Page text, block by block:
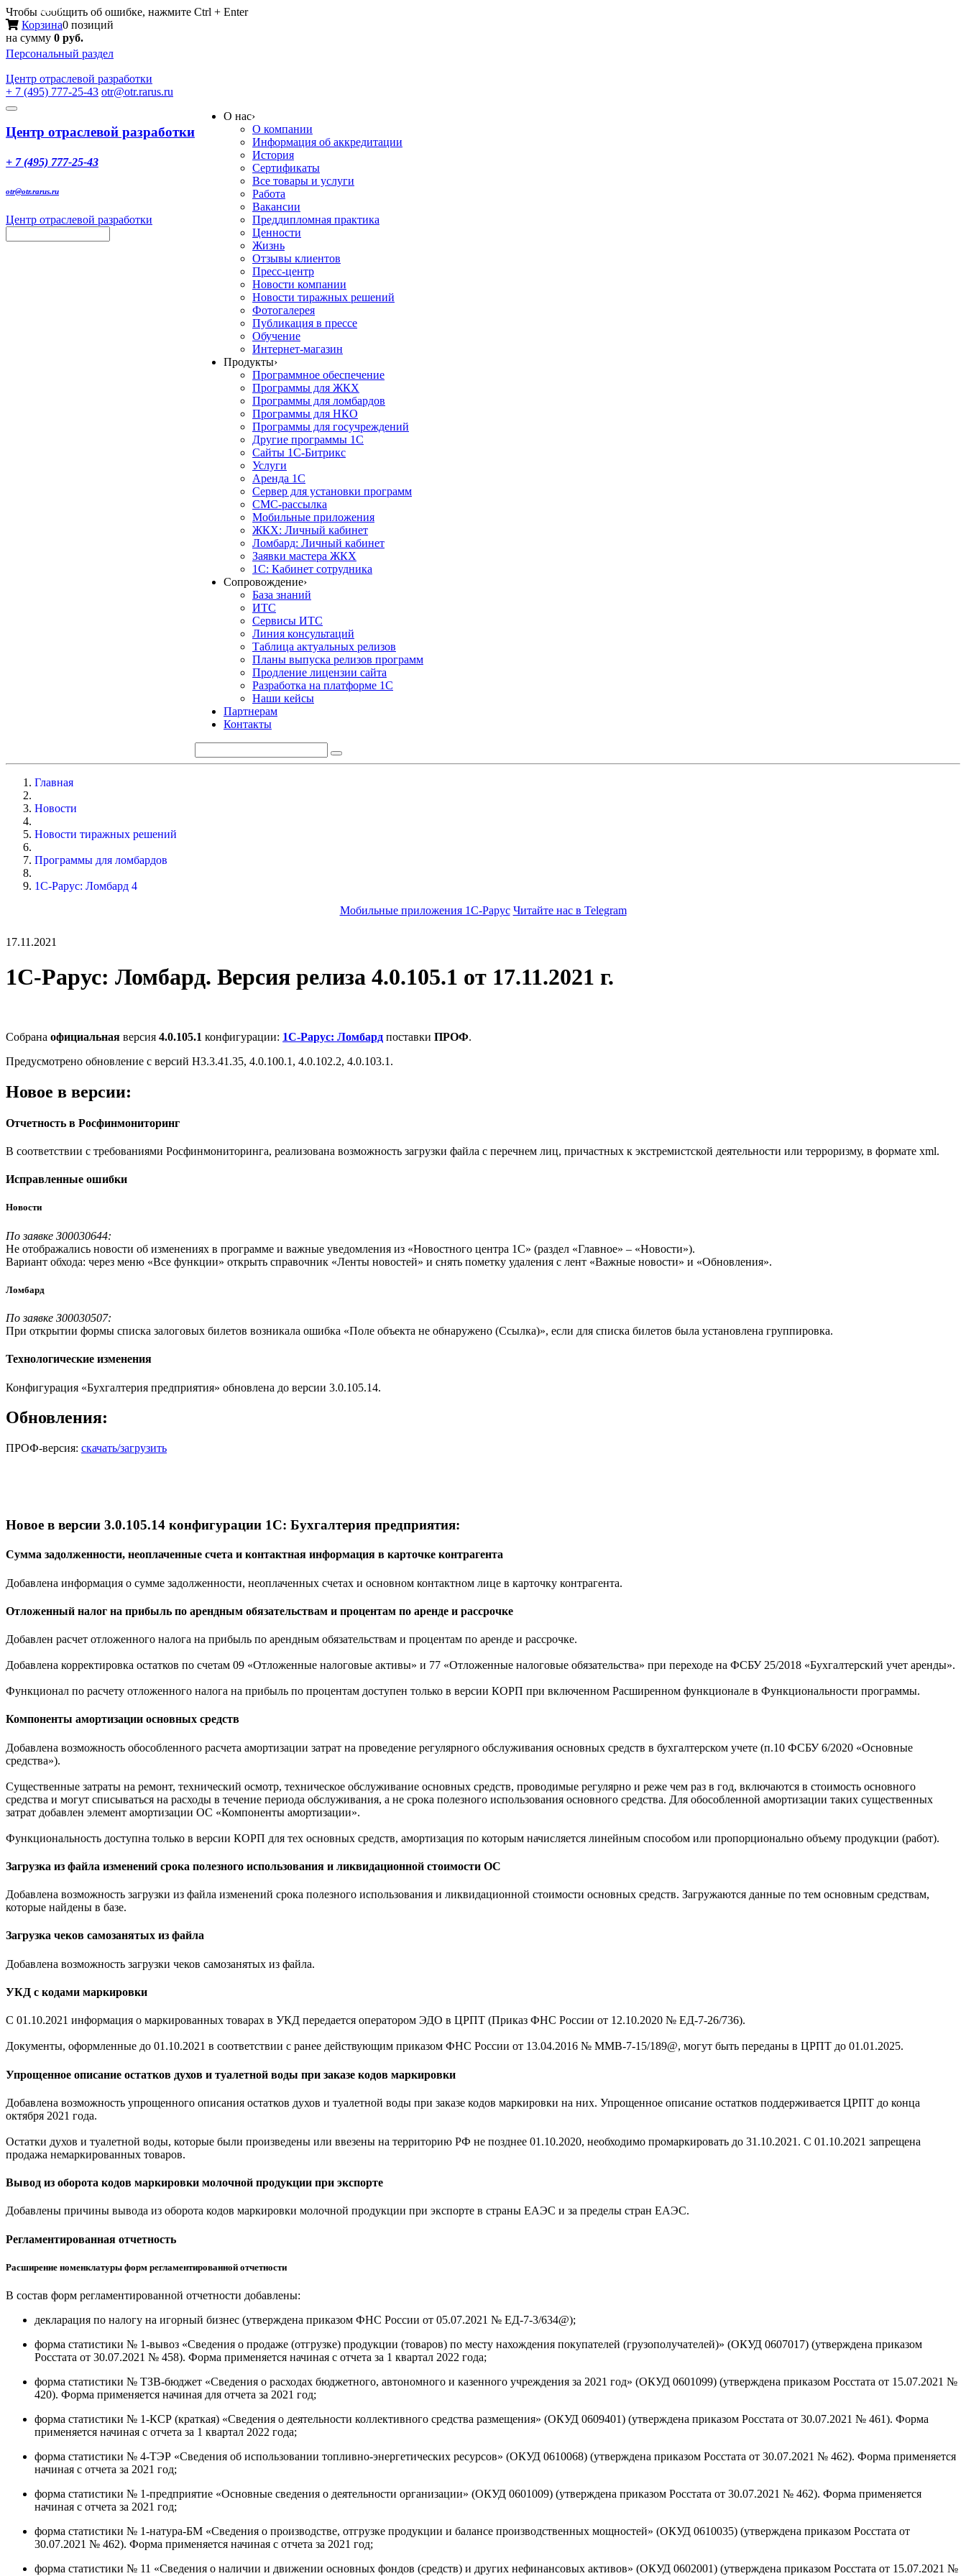
Чтобы сообщить об ошибке, нажмите Ctrl + Enter
Корзина0 позиций
на сумму 0 руб.
Персональный раздел
Центр отраслевой разработки
+ 7 (495) 777-25-43 otr@otr.rarus.ru
Toggle
Меню
Центр отраслевой разработки
+ 7 (495) 777-25-43
otr@otr.rarus.ru
Центр отраслевой разработки
О нас›
О компании
Информация об аккредитации
История
Сертификаты
Все товары и услуги
Работа
Вакансии
Преддипломная практика
Ценности
Жизнь
Отзывы клиентов
Пресс-центр
Новости компании
Новости тиражных решений
Фотогалерея
Публикация в прессе
Обучение
Интернет-магазин
Продукты›
Программное обеспечение
Программы для ЖКХ
Программы для ломбардов
Программы для НКО
Программы для госучреждений
Другие программы 1С
Сайты 1С-Битрикс
Услуги
Аренда 1С
Сервер для установки программ
СМС-рассылка
Мобильные приложения
ЖКХ: Личный кабинет
Ломбард: Личный кабинет
Заявки мастера ЖКХ
1С: Кабинет сотрудника
Сопровождение›
База знаний
ИТС
Сервисы ИТС
Линия консультаций
Таблица актуальных релизов
Планы выпуска релизов программ
Продление лицензии сайта
Разработка на платформе 1С
Наши кейсы
Партнерам
Контакты
Главная
Новости
Новости тиражных решений
Программы для ломбардов
1С-Рарус: Ломбард 4
Мобильные приложения 1С-Рарус Читайте нас в Telegram
17.11.2021
1С-Рарус: Ломбард. Версия релиза 4.0.105.1 от 17.11.2021 г.
Собрана официальная версия 4.0.105.1 конфигурации: 1С-Рарус: Ломбард поставки ПРОФ.
Предусмотрено обновление с версий Н3.3.41.35, 4.0.100.1, 4.0.102.2, 4.0.103.1.
Новое в версии:
Отчетность в Росфинмониторинг
В соответствии с требованиями Росфинмониторинга, реализована возможность загрузки файла с перечнем лиц, причастных к экстремистской деятельности или терроризму, в формате xml.
Исправленные ошибки
Новости
По заявке З00030644:
Не отображались новости об изменениях в программе и важные уведомления из «Новостного центра 1С» (раздел «Главное» – «Новости»).
Вариант обхода: через меню «Все функции» открыть справочник «Ленты новостей» и снять пометку удаления с лент «Важные новости» и «Обновления».
Ломбард
По заявке З00030507:
При открытии формы списка залоговых билетов возникала ошибка «Поле объекта не обнаружено (Ссылка)», если для списка билетов была установлена группировка.
Технологические изменения
Конфигурация «Бухгалтерия предприятия» обновлена до версии 3.0.105.14.
Обновления:
ПРОФ-версия: скачать/загрузить
Новое в версии 3.0.105.14 конфигурации 1С: Бухгалтерия предприятия:
Сумма задолженности, неоплаченные счета и контактная информация в карточке контрагента
Добавлена информация о сумме задолженности, неоплаченных счетах и основном контактном лице в карточку контрагента.
Отложенный налог на прибыль по арендным обязательствам и процентам по аренде и рассрочке
Добавлен расчет отложенного налога на прибыль по арендным обязательствам и процентам по аренде и рассрочке.
Добавлена корректировка остатков по счетам 09 «Отложенные налоговые активы» и 77 «Отложенные налоговые обязательства» при переходе на ФСБУ 25/2018 «Бухгалтерский учет аренды».
Функционал по расчету отложенного налога на прибыль по процентам доступен только в версии КОРП при включенном Расширенном функционале в Функциональности программы.
Компоненты амортизации основных средств
Добавлена возможность обособленного расчета амортизации затрат на проведение регулярного обслуживания основных средств в бухгалтерском учете (п.10 ФСБУ 6/2020 «Основные
средства»).
Существенные затраты на ремонт, технический осмотр, техническое обслуживание основных средств, проводимые регулярно и реже чем раз в год, включаются в стоимость основного
средства и могут списываться на расходы в течение периода обслуживания, а не срока полезного использования основного средства. Для обособленной амортизации таких существенных
затрат добавлен элемент амортизации ОС «Компоненты амортизации».
Функциональность доступна только в версии КОРП для тех основных средств, амортизация по которым начисляется линейным способом или пропорционально объему продукции (работ).
Загрузка из файла изменений срока полезного использования и ликвидационной стоимости ОС
Добавлена возможность загрузки из файла изменений срока полезного использования и ликвидационной стоимости основных средств. Загружаются данные по тем основным средствам,
которые найдены в базе.
Загрузка чеков самозанятых из файла
Добавлена возможность загрузки чеков самозанятых из файла.
УКД с кодами маркировки
С 01.10.2021 информация о маркированных товарах в УКД передается оператором ЭДО в ЦРПТ (Приказ ФНС России от 12.10.2020 № ЕД-7-26/736).
Документы, оформленные до 01.10.2021 в соответствии с ранее действующим приказом ФНС России от 13.04.2016 № ММВ-7-15/189@, могут быть переданы в ЦРПТ до 01.01.2025.
Упрощенное описание остатков духов и туалетной воды при заказе кодов маркировки
Добавлена возможность упрощенного описания остатков духов и туалетной воды при заказе кодов маркировки на них. Упрощенное описание остатков поддерживается ЦРПТ до конца
октября 2021 года.
Остатки духов и туалетной воды, которые были произведены или ввезены на территорию РФ не позднее 01.10.2020, необходимо промаркировать до 31.10.2021. С 01.10.2021 запрещена
продажа немаркированных товаров.
Вывод из оборота кодов маркировки молочной продукции при экспорте
Добавлены причины вывода из оборота кодов маркировки молочной продукции при экспорте в страны ЕАЭС и за пределы стран ЕАЭС.
Регламентированная отчетность
Расширение номенклатуры форм регламентированной отчетности
В состав форм регламентированной отчетности добавлены:
декларация по налогу на игорный бизнес (утверждена приказом ФНС России от 05.07.2021 № ЕД-7-3/634@);
форма статистики № 1-вывоз «Сведения о продаже (отгрузке) продукции (товаров) по месту нахождения покупателей (грузополучателей)» (ОКУД 0607017) (утверждена приказом
Росстата от 30.07.2021 № 458). Форма применяется начиная с отчета за 1 квартал 2022 года;
форма статистики № ТЗВ-бюджет «Сведения о расходах бюджетного, автономного и казенного учреждения за 2021 год» (ОКУД 0601099) (утверждена приказом Росстата от 15.07.2021 №
420). Форма применяется начиная для отчета за 2021 год;
форма статистики № 1-КСР (краткая) «Сведения о деятельности коллективного средства размещения» (ОКУД 0609401) (утверждена приказом Росстата от 30.07.2021 № 461). Форма
применяется начиная с отчета за 1 квартал 2022 года;
форма статистики № 4-ТЭР «Сведения об использовании топливно-энергетических ресурсов» (ОКУД 0610068) (утверждена приказом Росстата от 30.07.2021 № 462). Форма применяется
начиная с отчета за 2021 год;
форма статистики № 1-предприятие «Основные сведения о деятельности организации» (ОКУД 0601009) (утверждена приказом Росстата от 30.07.2021 № 462). Форма применяется
начиная с отчета за 2021 год;
форма статистики № 1-натура-БМ «Сведения о производстве, отгрузке продукции и балансе производственных мощностей» (ОКУД 0610035) (утверждена приказом Росстата от
30.07.2021 № 462). Форма применяется начиная с отчета за 2021 год;
форма статистики № 11 «Сведения о наличии и движении основных фондов (средств) и других нефинансовых активов» (ОКУД 0602001) (утверждена приказом Росстата от 15.07.2021 №